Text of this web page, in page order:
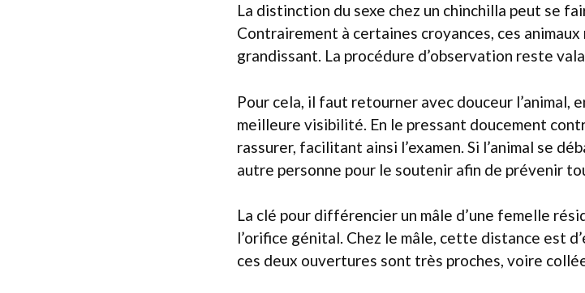
La distinction du sexe chez un chinchilla peut se
Contrairement à certaines croyances, ces animaux
grandissant. La procédure d’observation reste
Pour cela, il faut retourner avec douceur l’animal,
meilleure visibilité. En le pressant doucement
rassurer, facilitant ainsi l’examen. Si l’animal se
autre personne pour le soutenir afin de prévenir
La clé pour différencier un mâle d’une femelle
l’orifice génital. Chez le mâle, cette distance est
ces deux ouvertures sont très proches, voire